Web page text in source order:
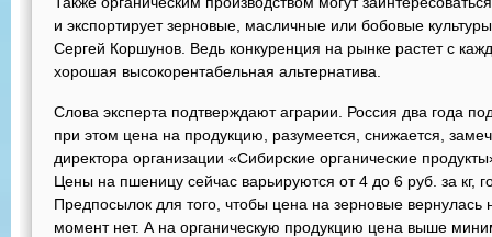
и экспортирует зерновые, масличные или бобовые
Сергей Коршунов. Ведь конкуренция на рынке растет с
хорошая высокорентабельная альтернатива.
Слова эксперта подтверждают аграрии. Россия два года
при этом цена на продукцию, разумеется, снижается,
директора организации «Сибирские органические
Цены на пшеницу сейчас варьируются от 4 до 6 руб. за кг,
Предпосылок для того, чтобы цена на зерновые вернулась
момент нет. А на органическую продукцию цена выше